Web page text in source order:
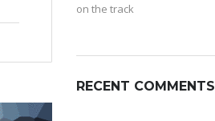
on the track
RECENT COMMENTS